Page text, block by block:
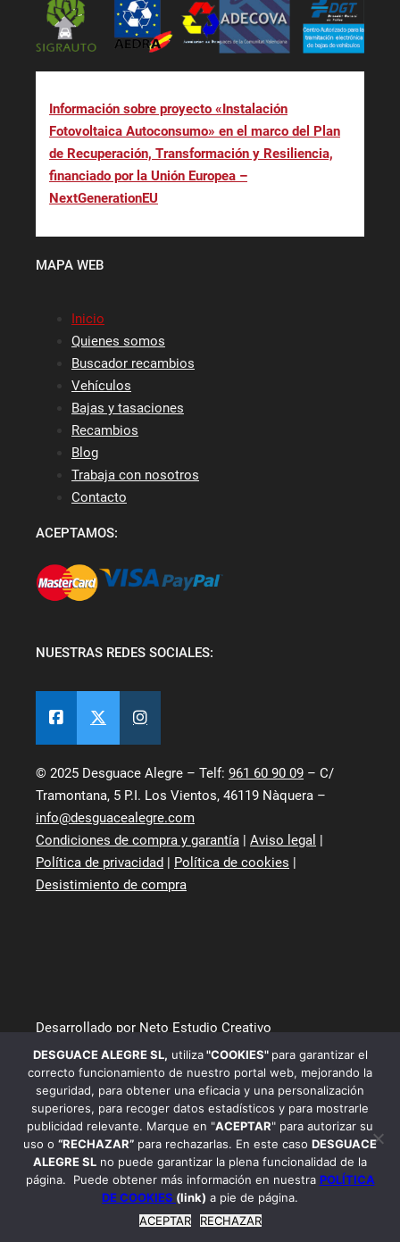
Información sobre proyecto «Instalación
Fotovoltaica Autoconsumo» en el marco del Plan
de Recuperación, Transformación y Resiliencia,
financiado por la Unión Europea –
NextGenerationEU
MAPA WEB
Inicio
Quienes somos
Buscador recambios
Vehículos
Bajas y tasaciones
Recambios
Blog
Trabaja con nosotros
Contacto
ACEPTAMOS:
NUESTRAS REDES SOCIALES:
© 2025 Desguace Alegre – Telf: 961 60 90 09 – C/
Tramontana, 5 P.I. Los Vientos, 46119 Nàquera –
info@desguacealegre.com
Condiciones de compra y garantía | Aviso legal |
Política de privacidad | Política de cookies |
Desistimiento de compra
Desarrollado por Neto Estudio Creativo
DESGUACE ALEGRE SL, utiliza"COOKIES" para garantizar el
correcto funcionamiento de nuestro portal web, mejorando la
seguridad, para obtener una eficacia y una personalización
superiores, para recoger datos estadísticos y para mostrarle
publicidad relevante. Marque en "ACEPTAR" para autorizar su
uso o “RECHAZAR” para rechazarlas. En este caso DESGUACE
ALEGRE SL no puede garantizar la plena funcionalidad de la
página. Puede obtener más información en nuestra POLÍTICA
DE COOKIES (link) a pie de página.
ACEPTAR
RECHAZAR